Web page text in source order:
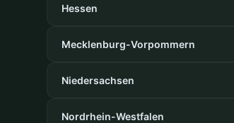
Hessen
Mecklenburg-Vorpommern
Niedersachsen
Nordrhein-Westfalen